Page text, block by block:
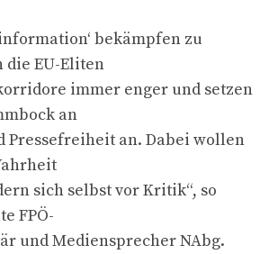
bekämpfen zu
EU-Eliten
immer enger und setzen
an
Pressefreiheit an. Dabei wollen
sich selbst vor Kritik“, so
FPÖ-
und Mediensprecher NAbg.